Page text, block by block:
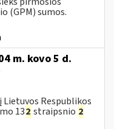
(GPM) sumos.
m. kovo 5 d.
Respublikos
132 straipsnio 2